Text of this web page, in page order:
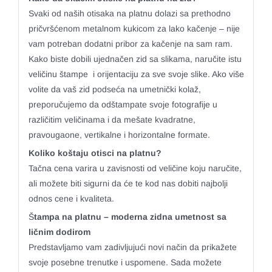
Svaki od naših otisaka na platnu dolazi sa prethodno
pričvršćenom metalnom kukicom za lako kačenje – nije
vam potreban dodatni pribor za kačenje na sam ram.
Kako biste dobili ujednačen zid sa slikama, naručite istu
veličinu štampe i orijentaciju za sve svoje slike. Ako više
volite da vaš zid podseća na umetnički kolaž,
preporučujemo da odštampate svoje fotografije u
različitim veličinama i da mešate kvadratne,
pravougaone, vertikalne i horizontalne formate.
Koliko koštaju otisci na platnu?
Tačna cena varira u zavisnosti od veličine koju naručite,
ali možete biti sigurni da će te kod nas dobiti najbolji
odnos cene i kvaliteta.
Štampa na platnu – moderna zidna umetnost sa
ličnim dodirom
Predstavljamo vam zadivljujući novi način da prikažete
svoje posebne trenutke i uspomene. Sada možete